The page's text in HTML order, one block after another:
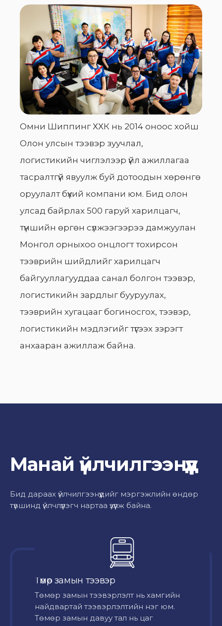
Омни Шиппинг ХХК нь 2014 оноос хойш
Олон улсын тээвэр зуучлал,
логистикийн чиглэлээр үйл ажиллагаа
тасралтгүй явуулж буй дотоодын хөрөнгө
оруулалт бүхий компани юм. Бид олон
улсад байрлах 500 гаруй харилцагч,
түншийн өргөн сүлжээгээрээ дамжуулан
Монгол орныхоо онцлогт тохирсон
тээврийн шийдлийг харилцагч
байгууллагууддаа санал болгон тээвэр,
логистикийн зардлыг бууруулах,
тээврийн хугацааг богиносгох, тээвэр,
логистикийн мэдлэгийг түгээх зэрэгт
анхааран ажиллаж байна.
Манай үйлчилгээнүүд
Бид дараах үйлчилгээнүүдийг мэргэжлийн өндөр
түвшинд үйлчлүүлэгч нартаа үзүүлж байна.
Төмөр замын тээвэр
Төмөр замын тээвэрлэлт нь хамгийн
найдвартай тээвэрлэлтийн нэг юм.
Төмөр замын давуу тал нь цаг